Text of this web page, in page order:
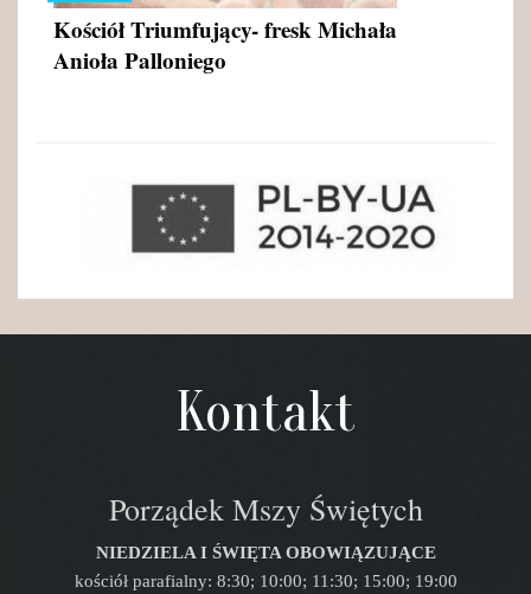
Kościół Triumfujący- fresk Michała
Anioła Palloniego
Kontakt
Porządek Mszy Świętych
NIEDZIELA I ŚWIĘTA OBOWIĄZUJĄCE
kościół parafialny: 8:30; 10:00; 11:30; 15:00; 19:00